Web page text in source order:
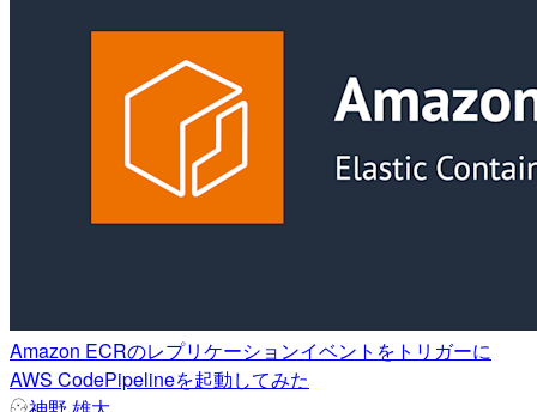
Amazon ECRのレプリケーションイベントをトリガーに
AWS CodePipelineを起動してみた